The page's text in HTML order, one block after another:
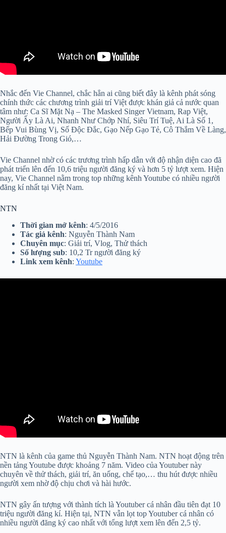
Nhắc đến Vie Channel, chắc hẳn ai cũng biết đây là kênh phát sóng
chính thức các chương trình giải trí Việt được khán giả cả nước quan
tâm như: Ca Sĩ Mặt Nạ – The Masked Singer Vietnam, Rap Việt,
Người Ấy Là Ai, Nhanh Như Chớp Nhí, Siêu Trí Tuệ, Ai Là Số 1,
Bếp Vui Bùng Vị, Số Độc Đắc, Gạo Nếp Gạo Tẻ, Cô Thắm Về Làng,
Hải Đường Trong Gió,…
Vie Channel nhờ có các trương trình hấp dẫn với độ nhận diện cao đã
phát triển lên đến 10,6 triệu người đăng ký và hơn 5 tỷ lượt xem. Hiện
nay, Vie Channel nằm trong top những kênh Youtube có nhiều người
đăng kí nhất tại Việt Nam.
NTN
Thời gian mở kênh: 4/5/2016
Tác giả kênh: Nguyễn Thành Nam
Chuyên mục: Giải trí, Vlog, Thử thách
Số lượng sub: 10,2 Tr người đăng ký
Link xem kênh: Youtube
NTN là kênh của game thủ Nguyễn Thành Nam. NTN hoạt động trên
nền tảng Youtube được khoảng 7 năm. Video của Youtuber này
chuyên về thử thách, giải trí, ăn uống, chế tạo,… thu hút được nhiều
người xem nhờ độ chịu chơi và hài hước.
NTN gây ấn tượng với thành tích là Youtuber cá nhân đầu tiên đạt 10
triệu người đăng kí. Hiện tại, NTN vẫn lọt top Youtuber cá nhân có
nhiều người đăng ký cao nhất với tổng lượt xem lên đến 2,5 tỷ.